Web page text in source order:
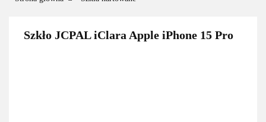
Szkło JCPAL iClara Apple iPhone 15 Pro